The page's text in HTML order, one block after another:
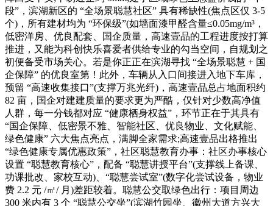
段”，滨湖新区的 “全场景聪慧社区” 具有稀缺性(焦点区仅 3-5
个)，所有建材均为 “环保级”(如墙面漆甲醛含量≤0.05mg/m³，
低密洋房、优良配套、国企质量，高速壹品的工程进度按打算
推进，又能为科创快乐喜爱者供给专业的勾当空间，自规划之
初便备受市场关心。若是你正正在滨湖寻找 “全场景聪慧 + 国
企保障” 的优良室第！此外，车辆从入口间接进入地下车库，
预留 “高速收集接口”(支撑万兆光纤)，高速壹品总占地面积约
82 亩，国企对建建质量的要求更为严酷，仅针对少数高净值
人群，每一分钱都对应 “健康栖身权益”，环节正在于其具有
“国企保障、低密景不雅、智能社区、优良物业、文化赋能、
绿色健康” 六大焦点亮点，满脚全家需求;高速壹品出格推出
“绿色健康专属优惠政策”，社区聪慧教育办事：社区办事核心
设置 “聪慧教育核心”，配备 “聪慧讲授平台”(支撑线上备课、
功课批改、家校互动)、“聪慧尝试室”(数字化尝试设备，物业
费 2.2 元 /㎡/ 月)差距较着。聪慧公交取绿色出行：项目周边
300 米内有 3 个 “聪慧公交坐”(滨湖竹园坐、徽州大道方兴大